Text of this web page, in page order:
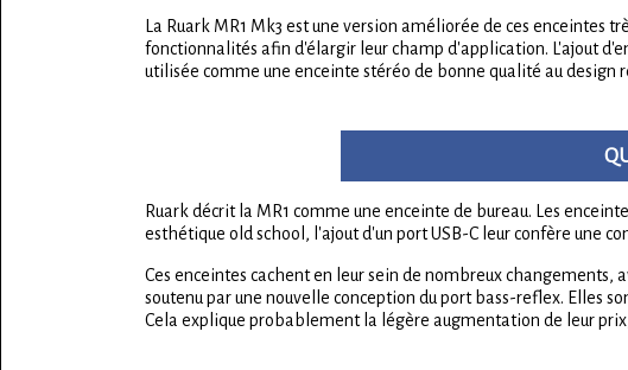
La Ruark MR1 Mk3 est une version améliorée de ces enceintes
fonctionnalités afin d'élargir leur champ d'application. L'ajout
utilisée comme une enceinte stéréo de bonne qualité au
Ruark décrit la MR1 comme une enceinte de bureau. Les
esthétique old school, l'ajout d'un port USB-C leur confère une
Ces enceintes cachent en leur sein de nombreux
soutenu par une nouvelle conception du port bass-reflex. Elles
Cela explique probablement la légère augmentation de leur